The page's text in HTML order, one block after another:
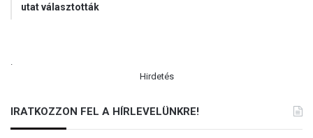
utat választották
Hirdetés
IRATKOZZON FEL A HÍRLEVELÜNKRE!